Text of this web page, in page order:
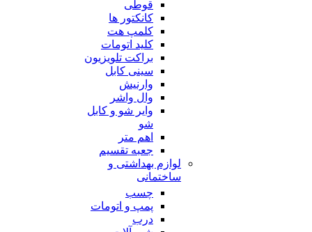
قوطی
کانکتور ها
کلمپ هت
کلید اتومات
براکت تلویزیون
سینی کابل
وارنیش
وال واشر
وایر شو و کابل
شو
اهم متر
جعبه تقسیم
لوازم بهداشتی و
ساختمانی
چسب
پمپ و اتومات
درب